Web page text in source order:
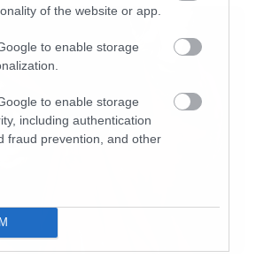
of the website or app.
to enable storage
to enable storage
including authentication
fraud prevention, and other